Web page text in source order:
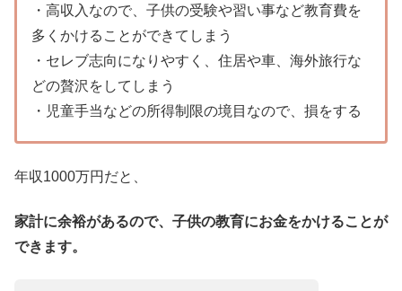
・高収入なので、子供の受験や習い事など教育費を
多くかけることができてしまう
・セレブ志向になりやすく、住居や車、海外旅行な
どの贅沢をしてしまう
・児童手当などの所得制限の境目なので、損をする
年収1000万円だと、
家計に余裕があるので、子供の教育にお金をかけることが
できます。